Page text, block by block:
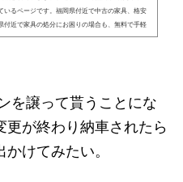
るページです。福岡県付近で中古の家具、格安
近で家具の処分にお困りの場合も、無料で手軽
を譲って貰うことにな
更が終わり納車されたら
けてみたい。